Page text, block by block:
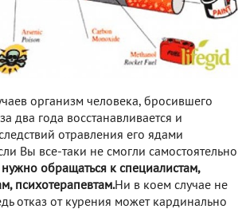
организм человека, бросившего
два года восстанавливается и
отравления его ядами
Вы все-таки не смогли самостоятельно
нужно обращаться к специалистам,
психотерапевтам.Ни в коем случае не
отказ от курения может кардинально